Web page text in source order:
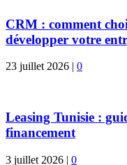
CRM : comment
développer votre
23 juillet 2026 | 0
Leasing Tunisie :
financement
3 juillet 2026 | 0